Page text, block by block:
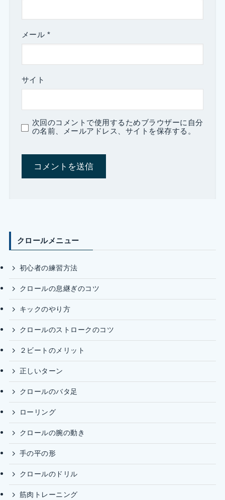
メール *
サイト
次回のコメントで使用するためブラウザーに自分
の名前、メールアドレス、サイトを保存する。
クロールメニュー
初心者の練習方法
クロールの息継ぎのコツ
キックのやり方
クロールのストロークのコツ
２ビートのメリット
正しいターン
クロールのバタ足
ローリング
クロールの腕の動き
手の平の形
クロールのドリル
筋肉トレーニング